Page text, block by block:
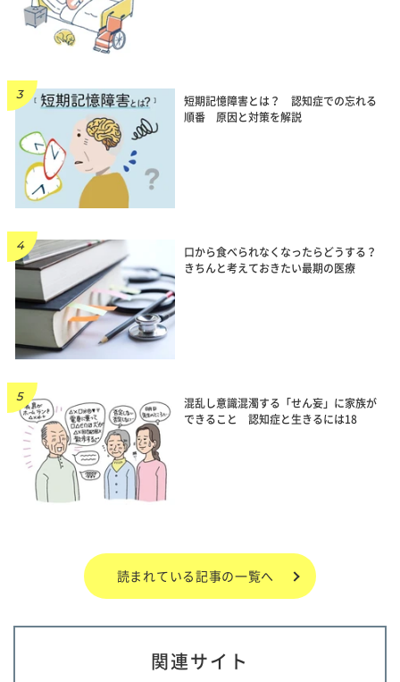
短期記憶障害とは？ 認知症での忘れる
順番 原因と対策を解説
口から食べられなくなったらどうする？
きちんと考えておきたい最期の医療
混乱し意識混濁する「せん妄」に家族が
できること 認知症と生きるには18
読まれている記事の一覧へ
関連サイト